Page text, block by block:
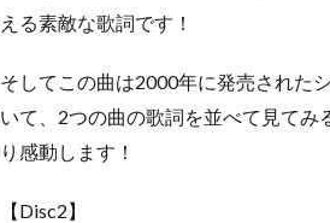
える素敵な歌詞です！
そしてこの曲は2000年に発売された
いて、2つの曲の歌詞を並べて見て
り感動します！
【Disc2】